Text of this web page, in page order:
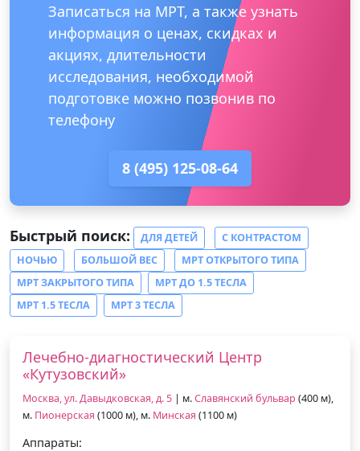
Записаться на МРТ, а также узнать
информация о ценах, скидках и
акциях, длительности
исследования, необходимой
подготовке можно позвонив по
телефону
8 (495) 125-08-64
Быстрый поиск: ДЛЯ ДЕТЕЙ
С КОНТРАСТОМ
НОЧЬЮ
БОЛЬШОЙ ВЕС
МРТ ОТКРЫТОГО ТИПА
МРТ ЗАКРЫТОГО ТИПА
МРТ ДО 1.5 ТЕСЛА
МРТ 1.5 ТЕСЛА
МРТ 3 ТЕСЛА
Лечебно-диагностический Центр
«Кутузовский»
Москва, ул. Давыдковская, д. 5 | м.Славянский бульвар (400 м),
м. Пионерская (1000 м), м. Минская (1100 м)
Аппараты: